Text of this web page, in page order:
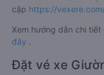
cập https://
Xem hướng dẫn chi
đây .
Đặt vé xe